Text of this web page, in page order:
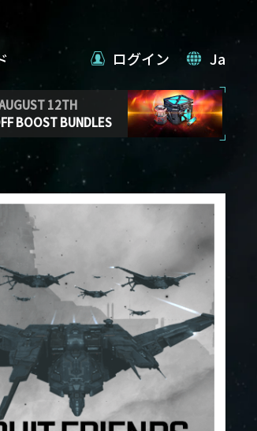
12TH
BOOST BUNDLES
ログイン Ja